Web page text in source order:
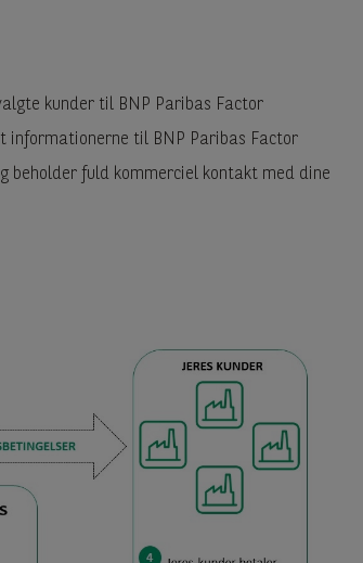
kunder til BNP Paribas Factor
informationerne til BNP Paribas Factor
beholder fuld kommerciel kontakt med dine